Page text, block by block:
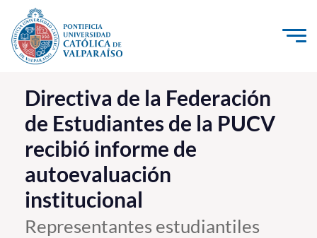
Click acá para ir directamente al contenido
La Universidad
Investigación, Creación e Innovación
PUCV Internacional
Vinculación con el Medio
Admisión
Directiva de la Federación
de Estudiantes de la PUCV
recibió informe de
autoevaluación
institucional
Representantes estudiantiles